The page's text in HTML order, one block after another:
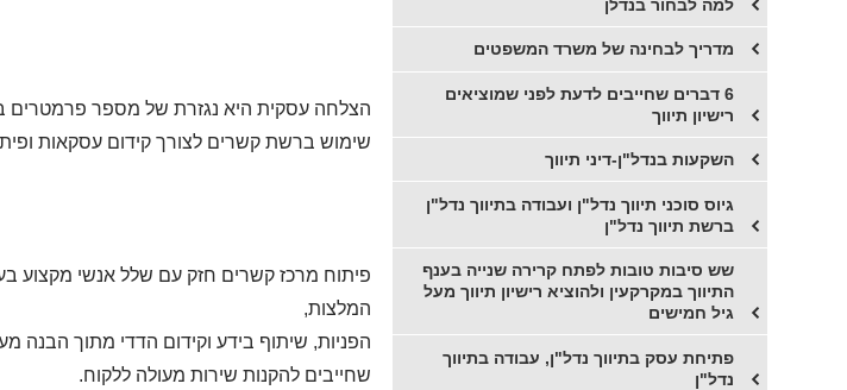
הצלחה עסקית היא נגזרת של מספר פרמטרים בין
שימוש ברשת קשרים לצורך קידום עסקאות
פיתוח מרכז קשרים חזק עם שלל אנשי מקצוע
המלצות,
הפניות, שיתוף בידע וקידום הדדי מתוך
שחייבים להקנות שירות מעולה ללקוח.
למה לבחור בנדלן
מדריך לבחינה של משרד המשפטים
6 דברים שחייבים לדעת לפני שמוציאים
רישיון תיווך
השקעות בנדל"ן-דיני תיווך
גיוס סוכני תיווך נדל"ן ועבודה בתיווך נדל"ן
ברשת תיווך נדל"ן
שש סיבות טובות לפתח קרירה שנייה בענף
התיווך במקרקעין ולהוציא רישיון תיווך מעל
גיל חמישים
פתיחת עסק בתיווך נדל"ן, עבודה בתיווך
נדל"ן